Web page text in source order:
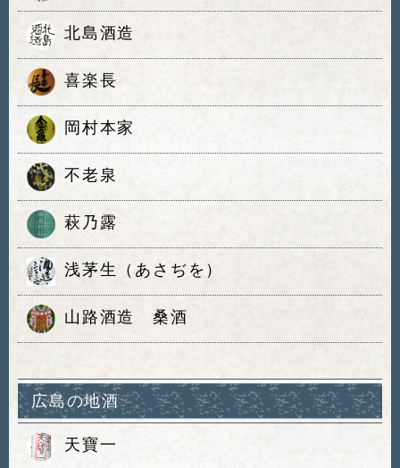
北島酒造
喜楽長
岡村本家
不老泉
萩乃露
浅茅生（あさぢを）
山路酒造 桑酒
広島の地酒
天寶一